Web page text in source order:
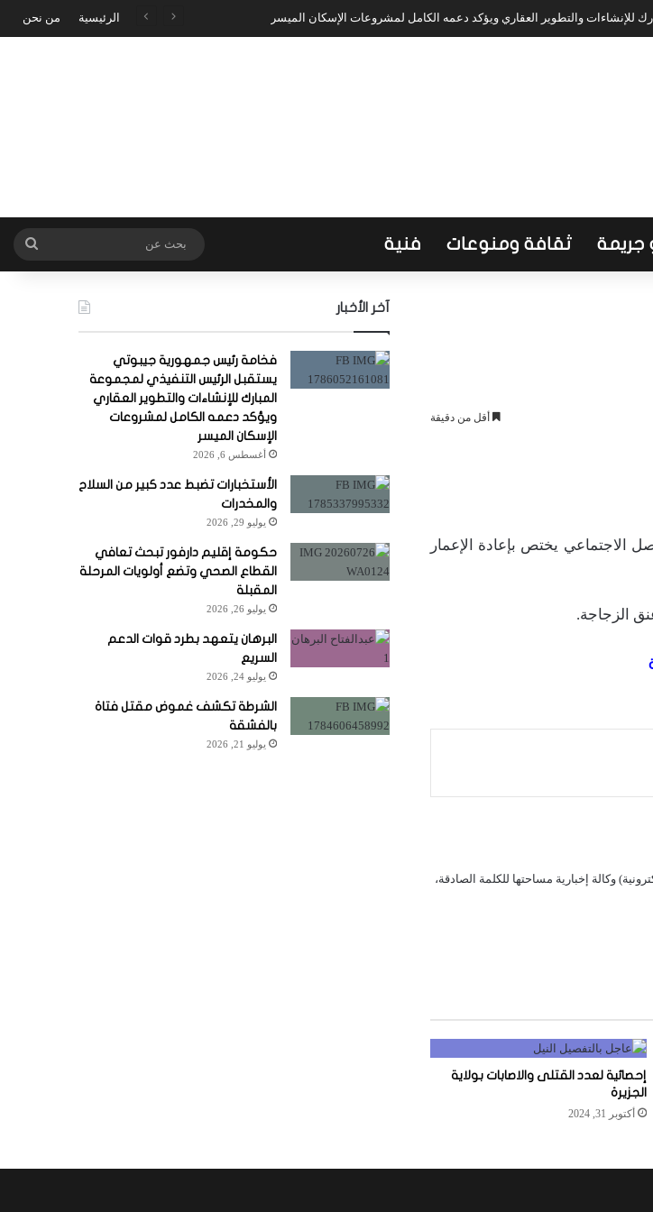
للإنشاءات والتطوير العقاري ويؤكد دعمه الكامل لمشروعات الإسكان الميسر الرئيسية من نحن
جريمة ثقافة ومنوعات فنية بحث
عن
أقل من دقيقة
الاجتماعي يختص بإعادة الإعمار
الزجاجة.
وكالة إخبارية مساحتها للكلمة الصادقة،
إحصائية لعدد القتلى والاصابات بولاية
الجزيرة
أكتوبر 31, 2024
آخر الأخبار
فخامة رئيس جمهورية جيبوتي
يستقبل الرئيس التنفيذي لمجموعة
المبارك للإنشاءات والتطوير العقاري
ويؤكد دعمه الكامل لمشروعات
الإسكان الميسر
أغسطس 6, 2026
الأستخبارات تضبط عدد كبير من السلاح
والمخدرات
يوليو 29, 2026
حكومة إقليم دارفور تبحث تعافي
القطاع الصحي وتضع أولويات المرحلة
المقبلة
يوليو 26, 2026
البرهان يتعهد بطرد قوات الدعم
السريع
يوليو 24, 2026
الشرطة تكشف غموض مقتل فتاة
بالفشقة
يوليو 21, 2026